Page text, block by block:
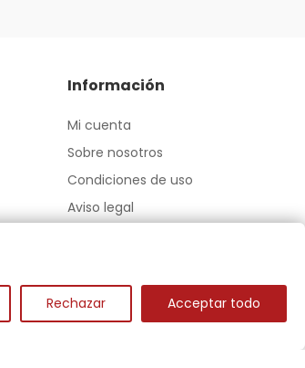
Información
Mi cuenta
Sobre nosotros
Condiciones de uso
Aviso legal
Rechazar Acceptar todo